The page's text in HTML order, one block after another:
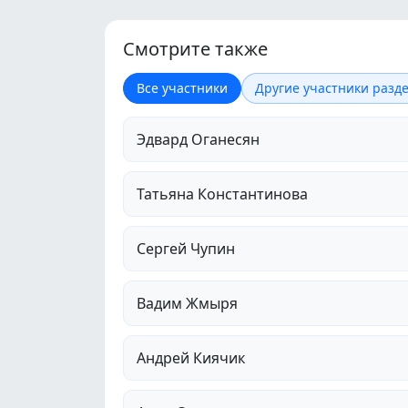
Смотрите также
Все участники Другие участники
Эдвард Оганесян
Татьяна Константинова
Сергей Чупин
Вадим Жмыря
Андрей Киячик